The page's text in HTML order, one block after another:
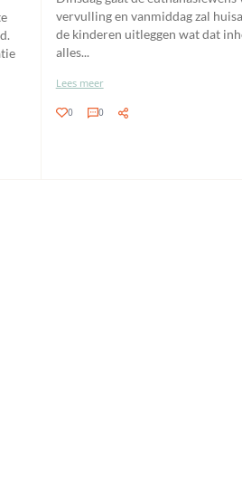
vervulling en vanmiddag zal
de kinderen uitleggen wat dat
alles...
Lees meer
0 0